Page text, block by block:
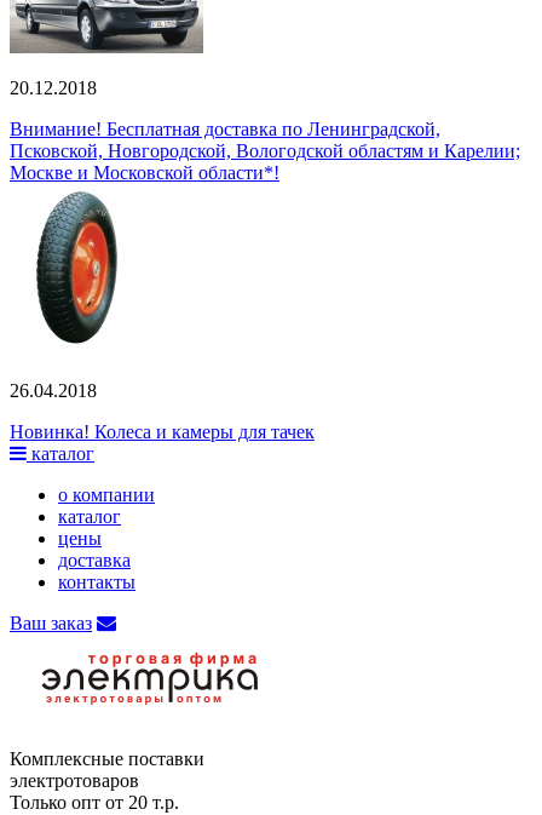
20.12.2018
Внимание! Бесплатная доставка по Ленинградской,
Псковской, Новгородской, Вологодской областям и Карелии;
Москве и Московской области*!
26.04.2018
Новинка! Колеса и камеры для тачек
каталог
о компании
каталог
цены
доставка
контакты
Ваш заказ
Комплексные поставки
электротоваров
Только опт от 20 т.р.